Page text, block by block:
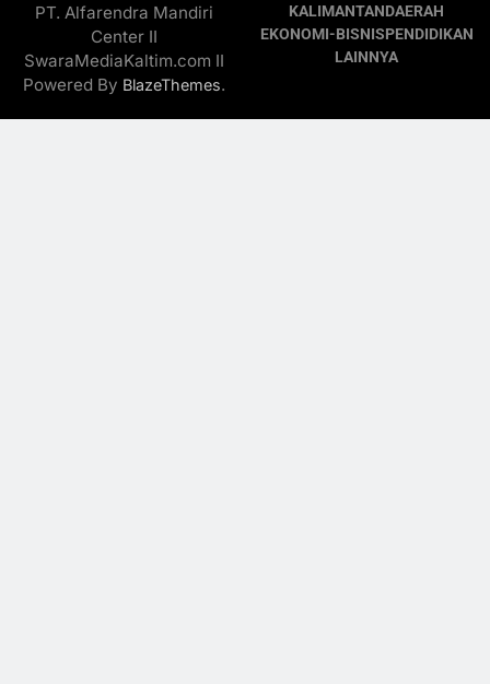
PT. Alfarendra Mandiri
Center II
SwaraMediaKaltim.com II
Powered By BlazeThemes.
KALIMANTANDAERAH
EKONOMI-BISNISPENDIDIKAN
LAINNYA